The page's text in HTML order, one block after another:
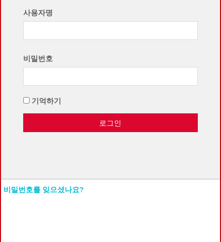
사용자명
비밀번호
기억하기
로그인
비밀번호를 잊으셨나요?